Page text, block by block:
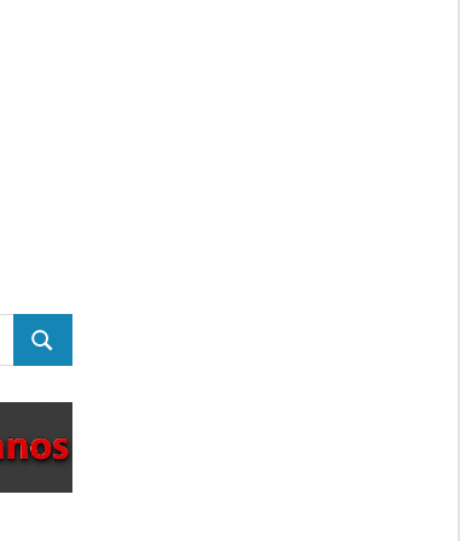
BUSCAR